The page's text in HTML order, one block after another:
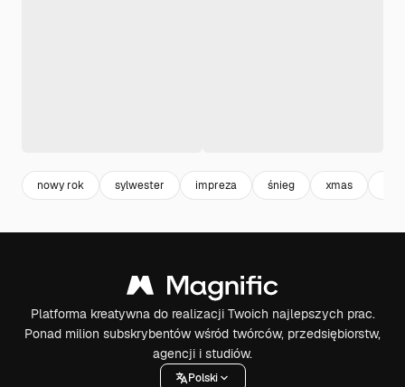
nowy rok sylwester impreza śnieg xmas
Platforma kreatywna do realizacji Twoich najlepszych prac.
Ponad milion subskrybentów wśród twórców, przedsiębiorstw,
agencji i studiów.
Polski